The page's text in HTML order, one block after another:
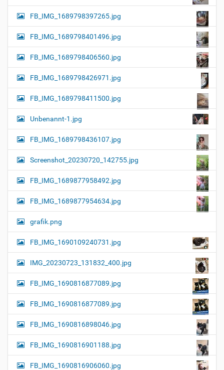
FB_IMG_1689798397265.jpg
FB_IMG_1689798401496.jpg
FB_IMG_1689798406560.jpg
FB_IMG_1689798426971.jpg
FB_IMG_1689798411500.jpg
Unbenannt-1.jpg
FB_IMG_1689798436107.jpg
Screenshot_20230720_142755.jpg
FB_IMG_1689877958492.jpg
FB_IMG_1689877954634.jpg
grafik.png
FB_IMG_1690109240731.jpg
IMG_20230723_131832_400.jpg
FB_IMG_1690816877089.jpg
FB_IMG_1690816877089.jpg
FB_IMG_1690816898046.jpg
FB_IMG_1690816901188.jpg
FB_IMG_1690816906060.jpg